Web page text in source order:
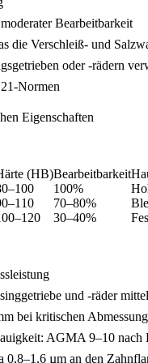
Bearbeitbarkeit
die Verschleiß- und
oder -rädern
Normen
Eigenschaften
(HB)Bearbeitbarkeit
100%
70–80%
30–40%
und -räder
bei kritischen
AGMA 9–10 nach
0,8–1,6 µm an den